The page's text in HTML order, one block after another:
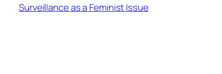
Surveillance as a Feminist Issue